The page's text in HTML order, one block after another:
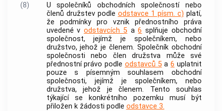
(8)
U společníků obchodních společností nebo
členů družstev podle odstavce 1 písm. c) platí,
že podmínky pro vznik přednostního práva
uvedené vodstavcích 5a6 splňuje obchodní
společnost, jejímž je společníkem, nebo
družstvo, jehož je členem. Společník obchodní
společnosti nebo člen družstva může své
přednostní právo podle odstavců 5a6 uplatnit
pouze s písemným souhlasem obchodní
společnosti, jejímž je společníkem, nebo
družstva, jehož je členem. Tento souhlas
týkající se konkrétního pozemku musí být
přiložen k žádosti podle odstavce 3.